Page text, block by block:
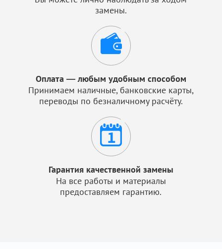
замены.
Оплата — любым удобным способом
Принимаем наличные, банковские карты,
переводы по безналичному расчёту.
Гарантия качественной замены
На все работы и материалы
предоставляем гарантию.